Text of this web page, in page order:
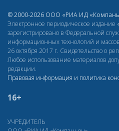
© 2000-2026 ООО «РИА ИД
Электронное периодическое издание
зарегистрировано в Федеральной
информационных технологий и
26 октября 2017 г. Свидетельство о
Любое использование материалов
редакции.
Правовая информация и политика
16+
УЧРЕДИТЕЛЬ